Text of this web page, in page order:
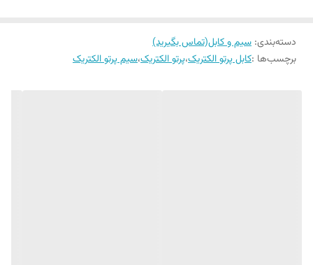
دسته‌بندی: سیم و کابل(تماس بگیرید)
برچسب‌ها :کابل پرتو الکتریک،پرتو الکتریک،سیم پرتو الکتریک